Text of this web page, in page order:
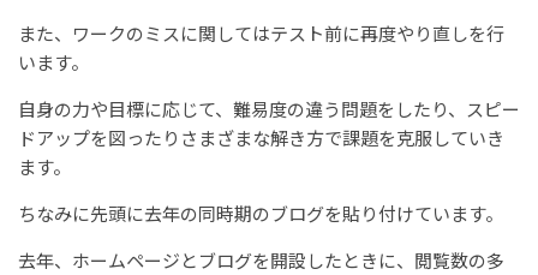
また、ワークのミスに関してはテスト前に再度やり直しを行
います。
自身の力や目標に応じて、難易度の違う問題をしたり、スピー
ドアップを図ったりさまざまな解き方で課題を克服していき
ます。
ちなみに先頭に去年の同時期のブログを貼り付けています。
去年、ホームページとブログを開設したときに、閲覧数の多